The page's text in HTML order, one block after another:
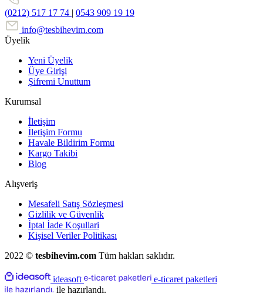
(0212) 517 17 74 | 0543 909 19 19
info@tesbihevim.com
Üyelik
Yeni Üyelik
Üye Girişi
Şifremi Unuttum
Kurumsal
İletişim
İletişim Formu
Havale Bildirim Formu
Kargo Takibi
Blog
Alışveriş
Mesafeli Satış Sözleşmesi
Gizlilik ve Güvenlik
İptal İade Koşullari
Kişisel Veriler Politikası
2022 © tesbihevim.com Tüm hakları saklıdır.
ideasoft
e-ticaret paketleri
ile hazırlandı.